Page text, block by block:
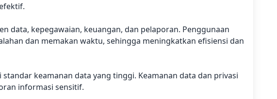
data, kepegawaian, keuangan, dan pelaporan. Penggunaan
dan memakan waktu, sehingga meningkatkan efisiensi dan
keamanan data yang tinggi. Keamanan data dan privasi
informasi sensitif.